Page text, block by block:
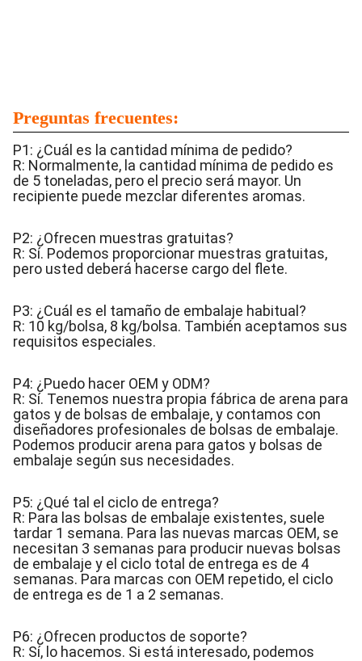
Preguntas frecuentes:
P1: ¿Cuál es la cantidad mínima de pedido?
R: Normalmente, la cantidad mínima de pedido es
de 5 toneladas, pero el precio será mayor. Un
recipiente puede mezclar diferentes aromas.
P2: ¿Ofrecen muestras gratuitas?
R: Sí. Podemos proporcionar muestras gratuitas,
pero usted deberá hacerse cargo del flete.
P3: ¿Cuál es el tamaño de embalaje habitual?
R: 10 kg/bolsa, 8 kg/bolsa. También aceptamos sus
requisitos especiales.
P4: ¿Puedo hacer OEM y ODM?
R: Sí. Tenemos nuestra propia fábrica de arena para
gatos y de bolsas de embalaje, y contamos con
diseñadores profesionales de bolsas de embalaje.
Podemos producir arena para gatos y bolsas de
embalaje según sus necesidades.
P5: ¿Qué tal el ciclo de entrega?
R: Para las bolsas de embalaje existentes, suele
tardar 1 semana. Para las nuevas marcas OEM, se
necesitan 3 semanas para producir nuevas bolsas
de embalaje y el ciclo total de entrega es de 4
semanas. Para marcas con OEM repetido, el ciclo
de entrega es de 1 a 2 semanas.
P6: ¿Ofrecen productos de soporte?
R: Sí, lo hacemos. Si está interesado, podemos